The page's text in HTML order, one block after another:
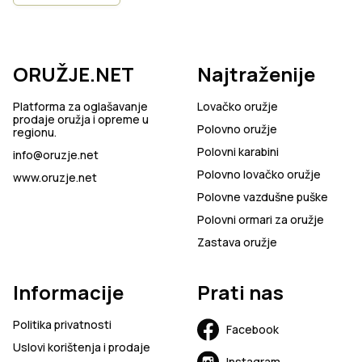
ORUŽJE.NET
Platforma za oglašavanje
prodaje oružja i opreme u
regionu.
info@oruzje.net
www.oruzje.net
Najtraženije
Lovačko oružje
Polovno oružje
Polovni karabini
Polovno lovačko oružje
Polovne vazdušne puške
Polovni ormari za oružje
Zastava oružje
Informacije
Politika privatnosti
Uslovi korištenja i prodaje
Prati nas
Facebook